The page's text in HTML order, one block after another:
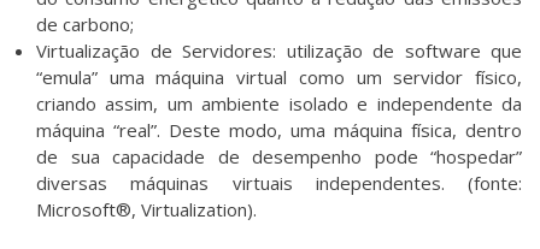
de carbono;
Virtualização de Servidores: utilização de software que
“emula” uma máquina virtual como um servidor físico,
criando assim, um ambiente isolado e independente da
máquina “real”. Deste modo, uma máquina física, dentro
de sua capacidade de desempenho pode “hospedar”
diversas máquinas virtuais independentes. (fonte:
Microsoft®, Virtualization).